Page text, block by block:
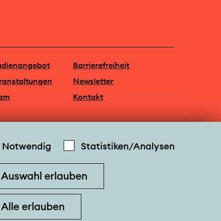
Barrierefreiheit
Newsletter
Kontakt
Notwendig Statistiken/Analysen
Auswahl erlauben
Alle erlauben